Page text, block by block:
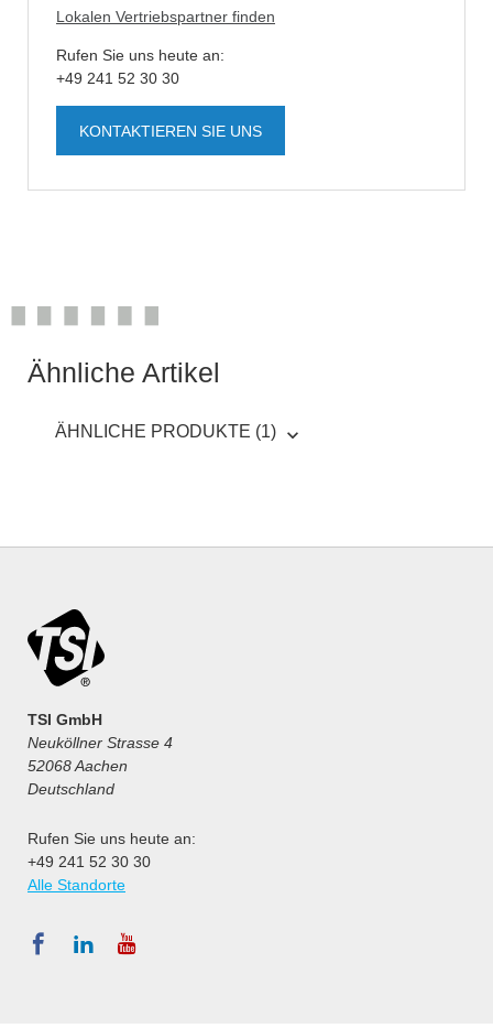
Lokalen Vertriebspartner finden
Rufen Sie uns heute an:
+49 241 52 30 30
KONTAKTIEREN SIE UNS
Ähnliche Artikel
ÄHNLICHE PRODUKTE (1)
TSI GmbH
Neuköllner Strasse 4
52068 Aachen
Deutschland
Rufen Sie uns heute an:
+49 241 52 30 30
Alle Standorte